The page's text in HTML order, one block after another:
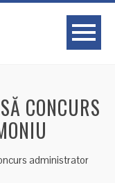
CONCURS
administrator